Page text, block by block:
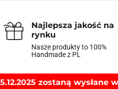
Najlepsza jakość na
rynku
Nasze produkty to 100%
Handmade z PL
zostaną wysłane w